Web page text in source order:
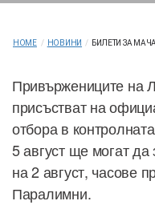
HOME / НОВИНИ / БИЛЕТИ ЗА
Привържениците на
присъстват на
отбора в
5 август ще могат да
на 2 август, часове
Паралимни.